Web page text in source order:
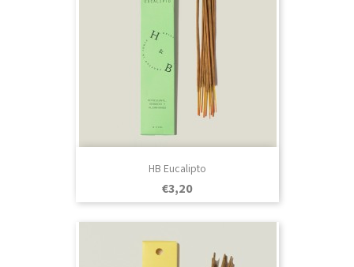
HB Eucalipto
Prezo
€3,20